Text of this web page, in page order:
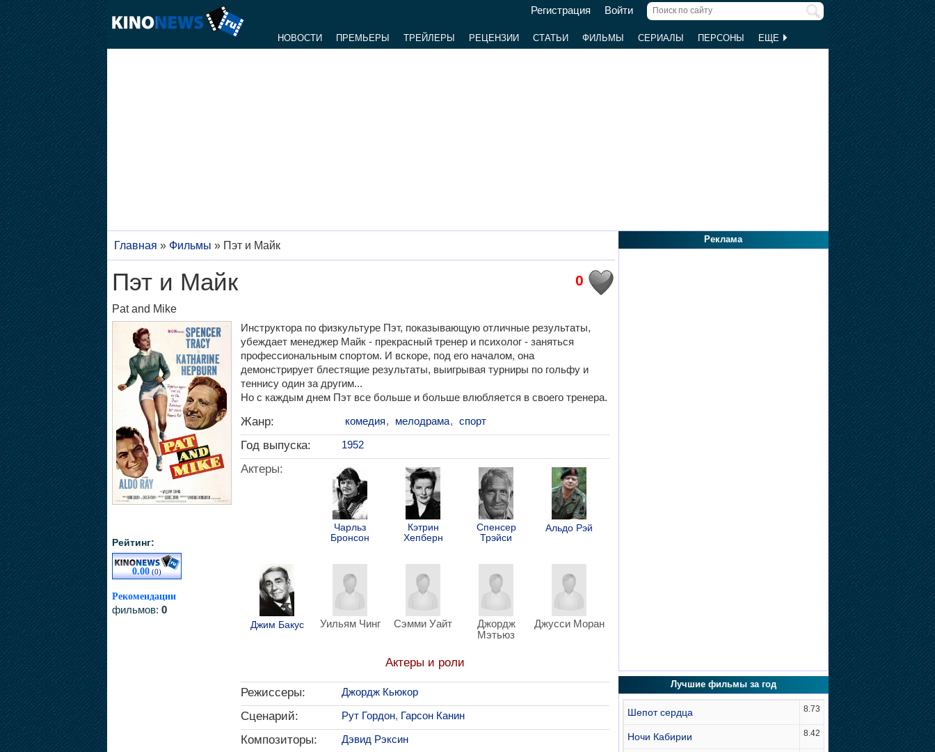
Регистрация Войти
НОВОСТИ ПРЕМЬЕРЫ ТРЕЙЛЕРЫ РЕЦЕНЗИИ СТАТЬИ ФИЛЬМЫ СЕРИАЛЫ ПЕРСОНЫ ЕЩЕ
Главная » Фильмы » Пэт и Майк
0
Пэт и Майк
Pat and Mike
Рейтинг:
0.00(0)
Рекомендации
фильмов: 0
Инструктора по физкультуре Пэт, показывающую отличные результаты,
убеждает менеджер Майк - прекрасный тренер и психолог - заняться
профессиональным спортом. И вскоре, под его началом, она
демонстрирует блестящие результаты, выигрывая турниры по гольфу и
теннису один за другим...
Но с каждым днем Пэт все больше и больше влюбляется в своего тренера.
Жанр: комедия, мелодрама, спорт
Год выпуска: 1952
Актеры:
Чарльз
Бронсон
Кэтрин
Хепберн
Спенсер
Трэйси
Альдо Рэй
Джим Бакус Уильям Чинг Сэмми Уайт
Джордж
Мэтьюз
Джусси Моран
Актеры и роли
Режиссеры: Джордж Кьюкор
Сценарий: Рут Гордон, Гарсон Канин
Композиторы: Дэвид Рэксин
Реклама
Лучшие фильмы за год
Шепот сердца 8.73
Ночи Кабирии 8.42